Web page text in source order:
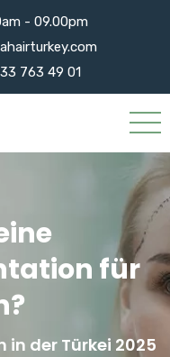
- 09.00pm
763 49 01
für
der Türkei 2025